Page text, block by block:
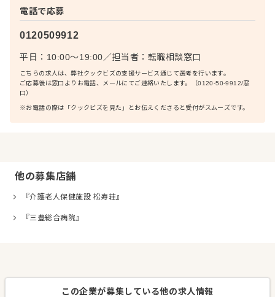
電話で応募
0120509912
平日：10:00〜19:00／担当者： 転職相談窓口
こちらの求人は、弊社クックビズの支援サービス通じて選考を行います。
ご応募後は窓口よりお電話、メールにてご連絡いたします。（0120-50-9912/窓
口）
※お電話の際は「クックビズを見た」とお伝えくださると受付がスムーズです。
他の募集店舗
『介護老人保健施設 松寿荘』
『三豊総合病院』
この企業が募集している他の求人情報